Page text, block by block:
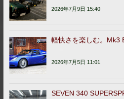
2026年7月9日 15:40
軽快さを楽しむ。Mk3
2026年7月5日 11:01
SEVEN 340